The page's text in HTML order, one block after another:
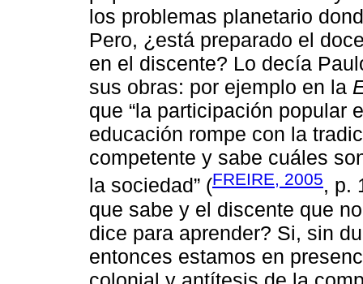
los problemas planetario
Pero, ¿está preparado el
en el discente? Lo decía
sus obras: por ejemplo en la
que “la participación popular
educación rompe con la
competente y sabe cuáles
la sociedad” (FREIRE, 2005, p.
que sabe y el discente que
dice para aprender? Si, sin
entonces estamos en